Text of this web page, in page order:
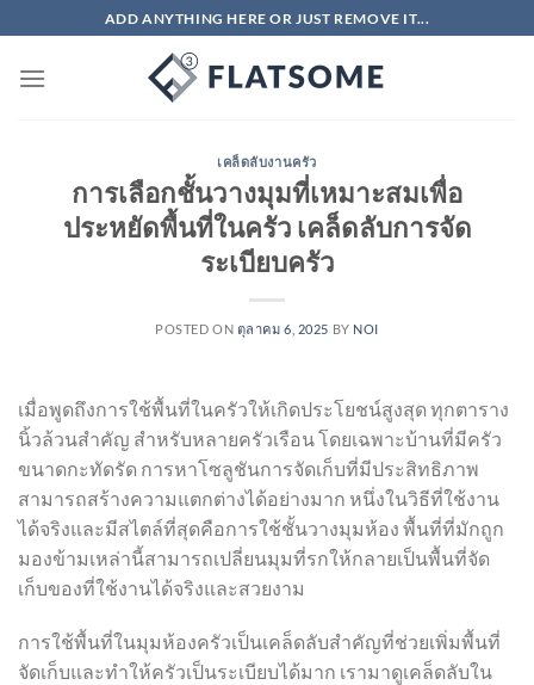
ไป
ADD ANYTHING HERE OR JUST REMOVE IT...
เคล็ดลับงานครัว
การเลือกชั้นวางมุมที่เหมาะสมเพื่อ
ประหยัดพื้นที่ในครัว เคล็ดลับการจัด
ระเบียบครัว
POSTED ON ตุลาคม 6, 2025 BY NOI
เมื่อพูดถึงการใช้พื้นที่ในครัวให้เกิดประโยชน์สูงสุด ทุกตาราง
นิ้วล้วนสำคัญ สำหรับหลายครัวเรือน โดยเฉพาะบ้านที่มีครัว
ขนาดกะทัดรัด การหาโซลูชันการจัดเก็บที่มีประสิทธิภาพ
สามารถสร้างความแตกต่างได้อย่างมาก หนึ่งในวิธีที่ใช้งาน
ได้จริงและมีสไตล์ที่สุดคือการใช้ชั้นวางมุมห้อง พื้นที่ที่มักถูก
มองข้ามเหล่านี้สามารถเปลี่ยนมุมที่รกให้กลายเป็นพื้นที่จัด
เก็บของที่ใช้งานได้จริงและสวยงาม
การใช้พื้นที่ในมุมห้องครัวเป็นเคล็ดลับสำคัญที่ช่วยเพิ่มพื้นที่
จัดเก็บและทำให้ครัวเป็นระเบียบได้มาก เรามาดูเคล็ดลับใน